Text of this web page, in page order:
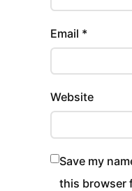
Email *
Website
Save my
this browser